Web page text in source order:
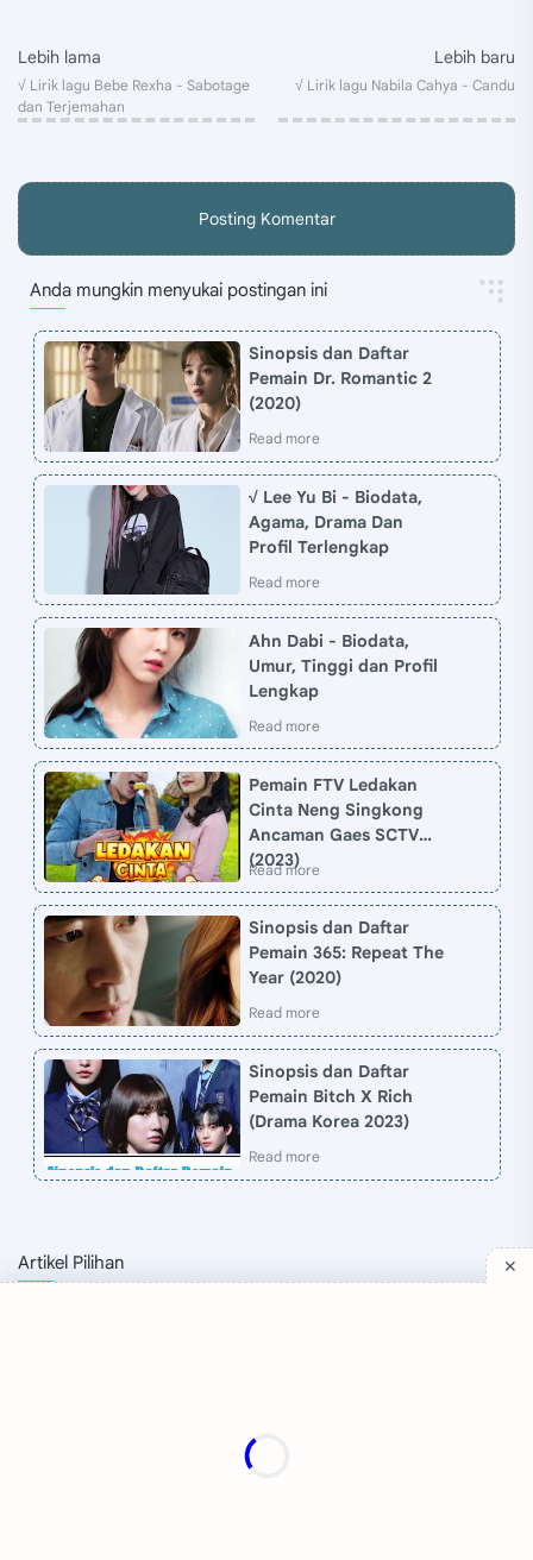
Posting Komentar
Anda mungkin menyukai postingan ini
Sinopsis dan Daftar
Pemain Dr. Romantic 2
(2020)
√ Lee Yu Bi - Biodata,
Agama, Drama Dan
Profil Terlengkap
Ahn Dabi - Biodata,
Umur, Tinggi dan Profil
Lengkap
Pemain FTV Ledakan
Cinta Neng Singkong
Ancaman Gaes SCTV
(2023)
Sinopsis dan Daftar
Pemain 365: Repeat The
Year (2020)
Sinopsis dan Daftar
Pemain Bitch X Rich
(Drama Korea 2023)
Artikel Pilihan
Privacy Policy